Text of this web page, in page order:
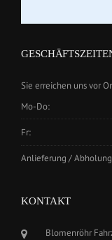
Sie erreichen uns vor
Mo-Do:
Fr:
Anlieferung /
KONTAKT
Blomenröhr